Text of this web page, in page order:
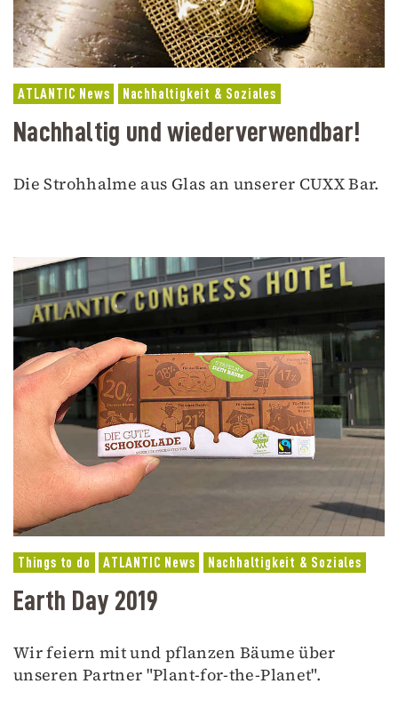
ATLANTIC News Nachhaltigkeit & Soziales
Nachhaltig und wiederverwendbar!
Die Strohhalme aus Glas an unserer CUXX Bar.
Things to do ATLANTIC News Nachhaltigkeit & Soziales
Earth Day 2019
Wir feiern mit und pflanzen Bäume über
unseren Partner "Plant-for-the-Planet".